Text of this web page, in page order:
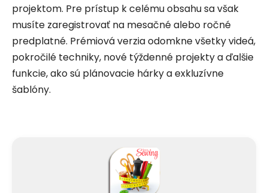
projektom. Pre prístup k celému obsahu sa však
musíte zaregistrovať na mesačné alebo ročné
predplatné. Prémiová verzia odomkne všetky videá,
pokročilé techniky, nové týždenné projekty a ďalšie
funkcie, ako sú plánovacie hárky a exkluzívne
šablóny.